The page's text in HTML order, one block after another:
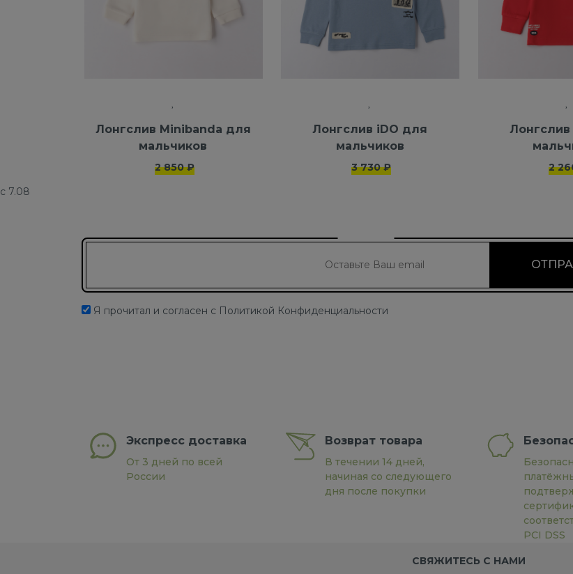
Лонгслив Minibanda для
мальчиков
2 850 ₽
Лонгслив iDO для
мальчиков
3 730 ₽ 2
с 7.08
Я прочитал и согласен с Политикой Конфиденциальности
Экспресс доставка
От 3 дней по всей
России
Возврат товара
В течении 14 дней,
начиная со следующего
дня после покупки
PCI DSS
СВЯЖИТЕСЬ С НАМИ